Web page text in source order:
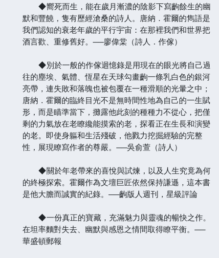
◆嚮死而生，能在歲月漸濃的陰影下寫齣餘生的幽
默和豐饒，隻有歷經滄桑的詩人。唐納．霍爾的雋語是
我們認知的衰老年歲的平行宇宙：在那裡我們和世界把
酒言歡、重修舊好。──廖偉棠（詩人．作傢）
◆別於一般的作傢迴憶錄是用現在的眼光將自己過
往的塵埃、氣體、恆星在天球勾畫齣一條乳白色的銀河
亮帶，連失敗和落魄也被包覆在一種滑順的光暈之中；
唐納．霍爾的臨終目光不是無時間性地為自己的一生賦
形，而是瞄準當下，攤露他此刻的種種力不從心，把僅
剩的力氣放在老瞭纔能摸索的老，探看正在生長和演變
的老。即使身軀和生活殘破，他戮力挖掘經驗的完整
性，展現瞭寫作者的尊嚴。──吳俞萱（詩人）
◆關於年老帶來的喜悅與試煉，以及人生究竟為何
的終極探索。霍爾作為文壇巨匠依然保持謙遜，這本書
是他大膽而誠實的紀錄。──齣版人週刊，星級評論
◆一份真正的寶藏，充滿魅力與靈魂的暢快之作。
在坦率麵對失去、幽默與感恩之情間取得瞭平衡。──
華盛頓郵報